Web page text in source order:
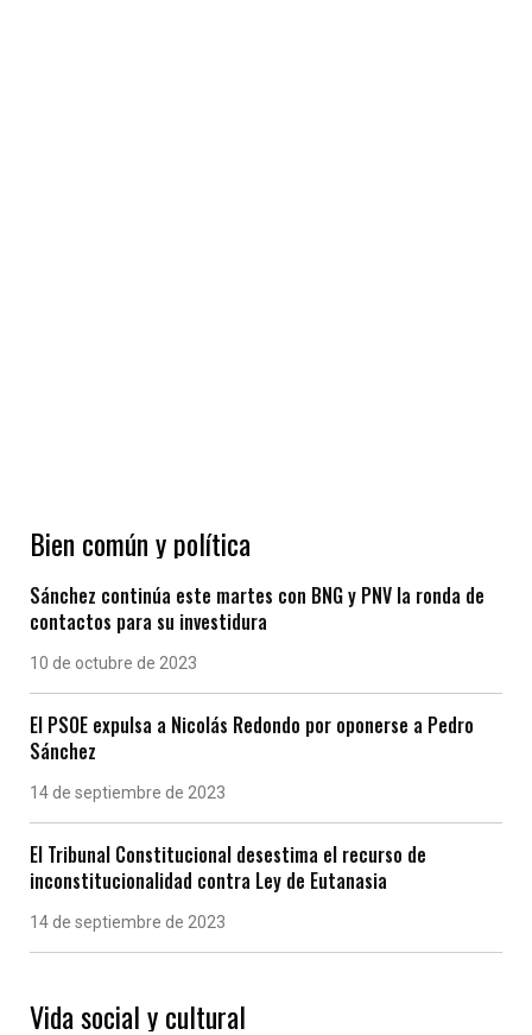
Bien común y política
Sánchez continúa este martes con BNG y PNV la ronda de
contactos para su investidura
10 de octubre de 2023
El PSOE expulsa a Nicolás Redondo por oponerse a Pedro
Sánchez
14 de septiembre de 2023
El Tribunal Constitucional desestima el recurso de
inconstitucionalidad contra Ley de Eutanasia
14 de septiembre de 2023
Vida social y cultural
Las “Eiras” gallegas, un modelo de vida en